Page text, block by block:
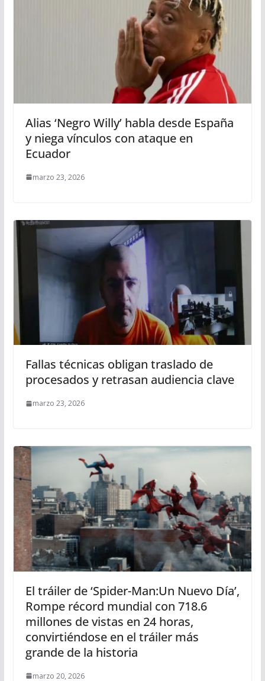
Alias ‘Negro Willy’ habla desde España
y niega vínculos con ataque en
Ecuador
marzo 23, 2026
Fallas técnicas obligan traslado de
procesados y retrasan audiencia clave
marzo 23, 2026
El tráiler de ‘Spider-Man:Un Nuevo Día’,
Rompe récord mundial con 718.6
millones de vistas en 24 horas,
convirtiéndose en el tráiler más
grande de la historia
marzo 20, 2026